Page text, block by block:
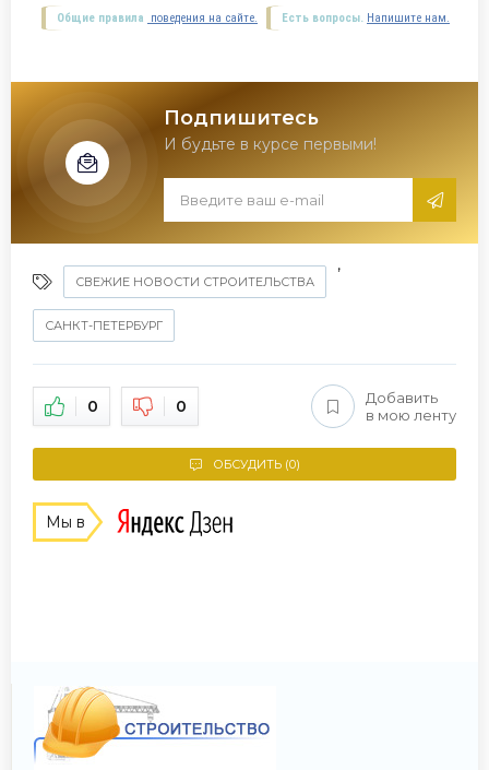
Есть вопросы. Напишите нам.
Общие правила поведения на сайте.
Подпишитесь
И будьте в курсе первыми!
СВЕЖИЕ НОВОСТИ СТРОИТЕЛЬСТВА
,
САНКТ-ПЕТЕРБУРГ
0 0
Добавить
в мою ленту
ОБСУДИТЬ (0)
Мы в